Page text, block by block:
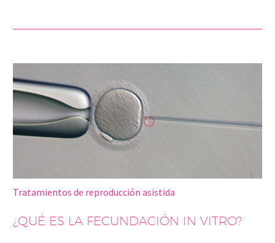
Tratamientos de reproducción asistida
¿QUÉ ES LA FECUNDACIÓN IN VITRO?